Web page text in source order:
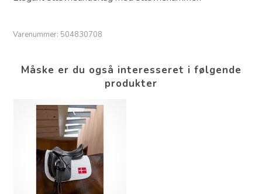
Varenummer: 504830708
Måske er du også interesseret i følgende
produkter